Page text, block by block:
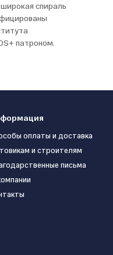
спираль
патроном.
оплаты и доставка
и строителям
письма